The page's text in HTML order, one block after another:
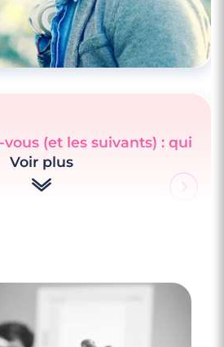
(et les suivants) : qui
Voir plus